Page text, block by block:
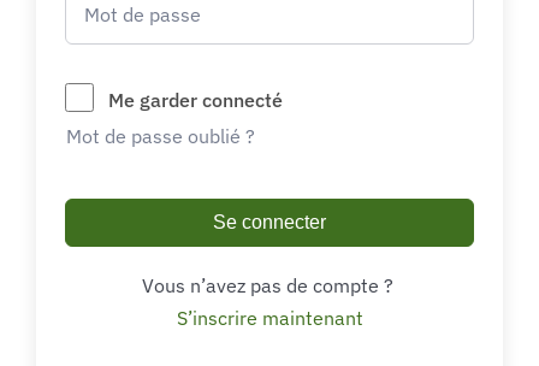
Me garder connecté
Mot de passe oublié ?
Se connecter
Vous n’avez pas de compte ?
S’inscrire maintenant